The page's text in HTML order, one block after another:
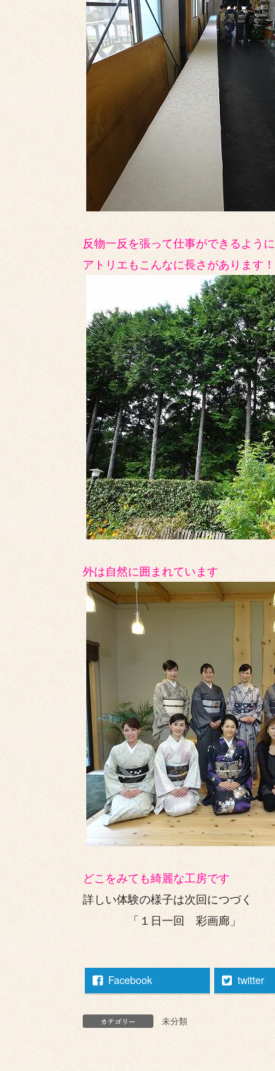
反物一反を張って仕事ができるように
アトリエもこんなに長さがあります！
外は自然に囲まれています
どこをみても綺麗な工房です
詳しい体験の様子は次回につづく
「１日一回 彩画廊」
Facebook twitter
カテゴリー 未分類